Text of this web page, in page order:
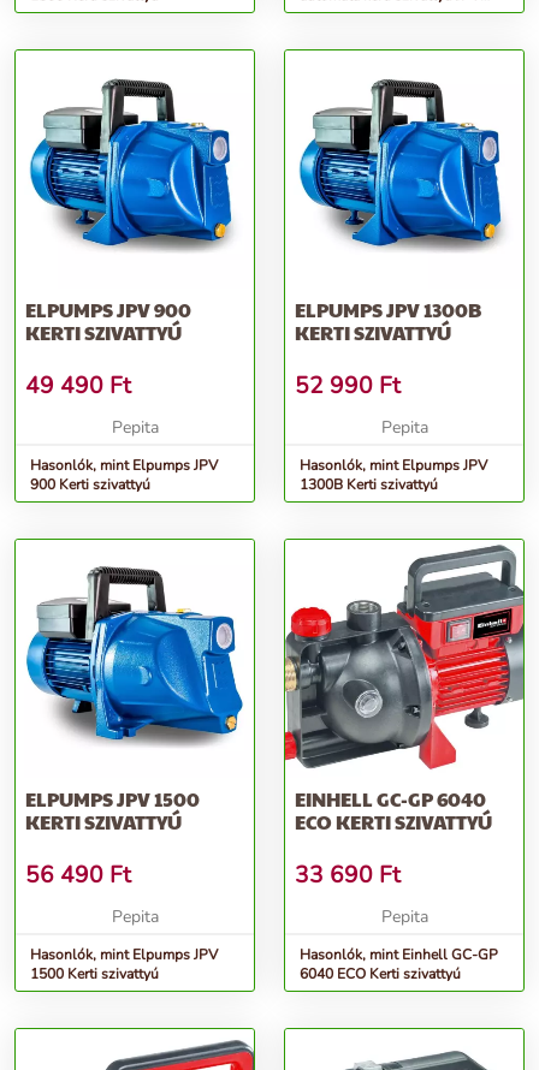
1300 B Automatic
ELPUMPS JPV 900
KERTI SZIVATTYÚ
49 490 Ft
Pepita
Hasonlók, mint Elpumps JPV
900 Kerti szivattyú
ELPUMPS JPV 1300B
KERTI SZIVATTYÚ
52 990 Ft
Pepita
Hasonlók, mint Elpumps JPV
1300B Kerti szivattyú
ELPUMPS JPV 1500
KERTI SZIVATTYÚ
56 490 Ft
Pepita
Hasonlók, mint Elpumps JPV
1500 Kerti szivattyú
EINHELL GC-GP 6040
ECO KERTI SZIVATTYÚ
33 690 Ft
Pepita
Hasonlók, mint Einhell GC-GP
6040 ECO Kerti szivattyú